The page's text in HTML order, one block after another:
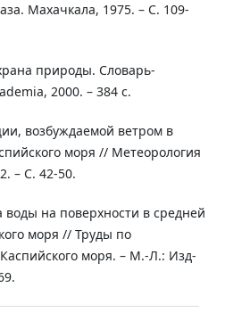
Махачкала, 1975. – С. 109-
природы. Словарь-
2000. – 384 с.
возбуждаемой ветром в
моря // Метеорология
– С. 42-50.
на поверхности в средней
моря // Труды по
моря. – М.-Л.: Изд-